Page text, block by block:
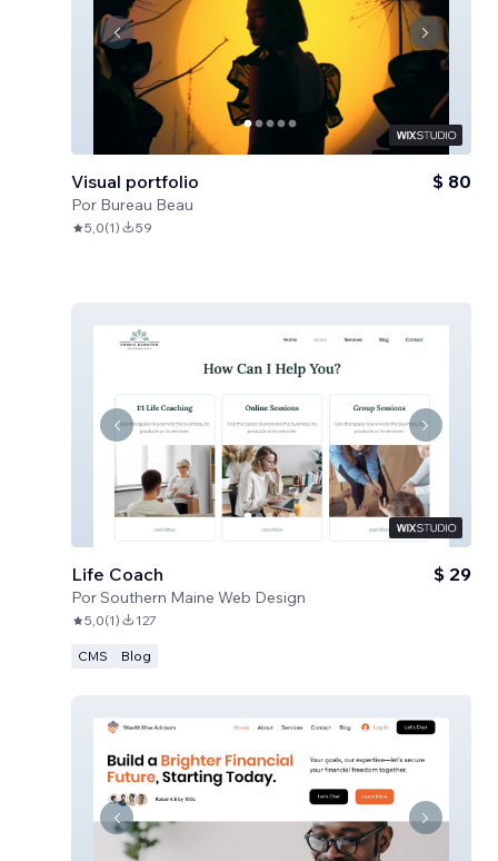
Visual portfolio
Por Bureau Beau
$ 80
5,0(1) 59
Life Coach
PorSouthern Maine Web Design
$ 29
5,0(1) 127
CMS Blog